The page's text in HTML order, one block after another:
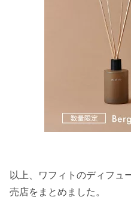
以上、ワフィトのディフュ
売店をまとめました。